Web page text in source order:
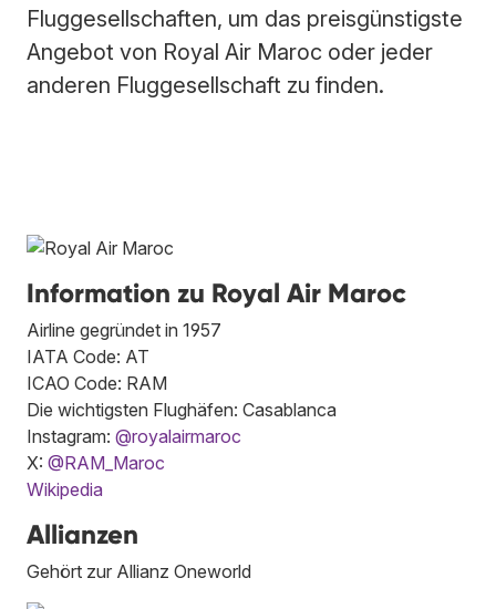
Fluggesellschaften, um das preisgünstigste
Angebot von Royal Air Maroc oder jeder
anderen Fluggesellschaft zu finden.
Information zu Royal Air Maroc
Airline gegründet in 1957
IATA Code: AT
ICAO Code: RAM
Die wichtigsten Flughäfen: Casablanca
Instagram: @royalairmaroc
X: @RAM_Maroc
Wikipedia
Allianzen
Gehört zur Allianz Oneworld